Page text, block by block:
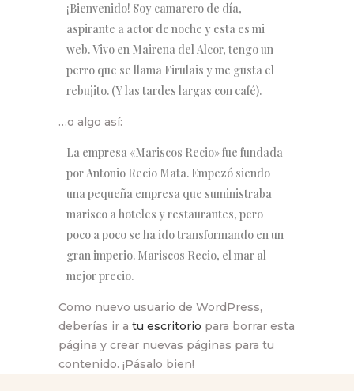
¡Bienvenido! Soy camarero de día,
aspirante a actor de noche y esta es mi
web. Vivo en Mairena del Alcor, tengo un
perro que se llama Firulais y me gusta el
rebujito. (Y las tardes largas con café).
…o algo así:
La empresa «Mariscos Recio» fue fundada
por Antonio Recio Mata. Empezó siendo
una pequeña empresa que suministraba
marisco a hoteles y restaurantes, pero
poco a poco se ha ido transformando en un
gran imperio. Mariscos Recio, el mar al
mejor precio.
Como nuevo usuario de WordPress,
deberías ir a tu escritorio para borrar esta
página y crear nuevas páginas para tu
contenido. ¡Pásalo bien!